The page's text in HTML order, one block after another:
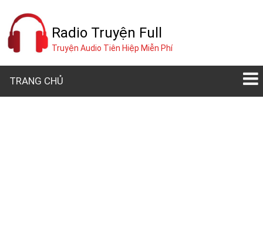
Radio Truyện Full
Truyện Audio Tiên Hiệp Miễn Phí
TRANG CHỦ